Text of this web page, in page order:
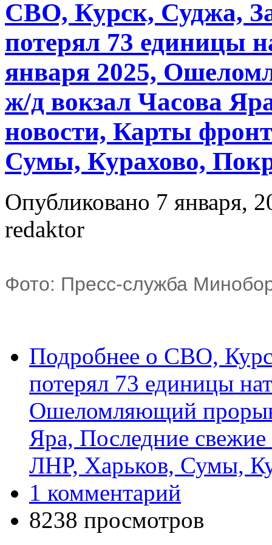
СВО, Курск, Суджа,
потерял 73 единицы
января 2025,
ж/д вокзал Часова
новости, Карты
Сумы, Курахово,
Опубликовано 7 января,
redaktor
Фото: Пресс-служба
Подробнее о СВО,
потерял 73 единицы
Ошеломляющий
Яра, Последние
ЛНР, Харьков, Сумы,
1 комментарий
8238 просмотров